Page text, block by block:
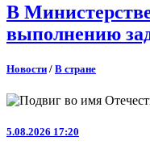
В
выполнению
Новости / В стране
5.08.2026 17:20